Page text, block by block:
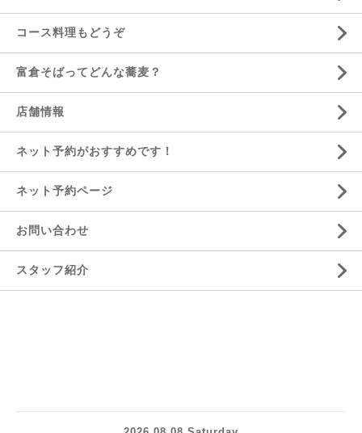
コース料理もどうぞ
富倉そばってどんな蕎麦？
店舗情報
ネット予約がおすすめです！
ネット予約ページ
お問い合わせ
スタッフ紹介